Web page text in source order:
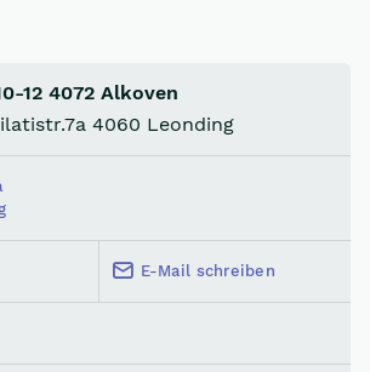
12 4072 Alkoven
4060 Leonding
E-Mail schreiben